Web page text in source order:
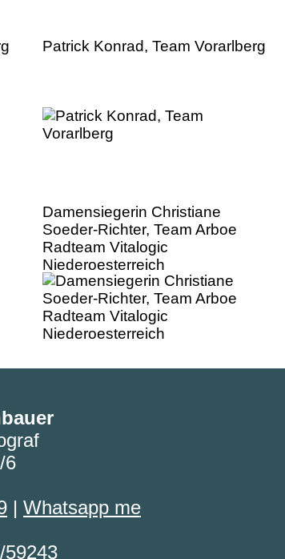
Patrick Konrad, Team Vorarlberg
Damensiegerin Christiane
Soeder-Richter, Team Arboe
Radteam Vitalogic
Niederoesterreich
6
| Whatsapp me
59243